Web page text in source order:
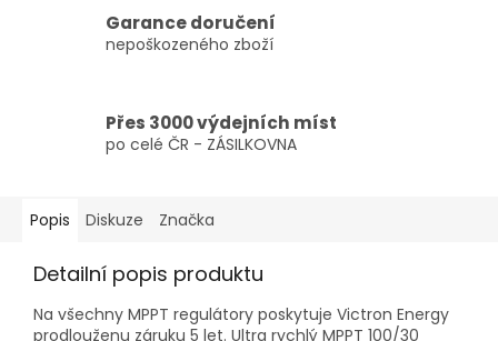
Garance doručení
nepoškozeného zboží
Přes 3000 výdejních míst
po celé ČR - ZÁSILKOVNA
Popis Diskuze Značka
Detailní popis produktu
Na všechny MPPT regulátory poskytuje Victron Energy
prodlouženu záruku 5 let. Ultra rychlý MPPT 100/30